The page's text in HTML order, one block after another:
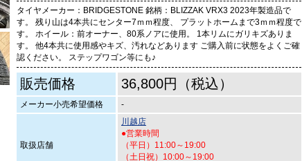
タイヤメーカー：BRIDGESTONE 銘柄：BLIZZAK VRX3 2023年製造品で
す。 残り山は4本共にセンター7ｍｍ程度、 プラットホームまで3ｍｍ程度で
す。 ホイール：前オーナー、80系ノアに使用。 1本リムにガリキズありま
す。 他4本共に使用感やキズ、汚れなどあります ご購入前に状態をよくご確
認ください。 ステップワゴン等にも♪
販売価格 36,800円（税込）
メーカー小売希望価格 -
取扱店舗
川越店
●営業時間
（平日）11:00～19:00
（土日祝）10:00～19:00